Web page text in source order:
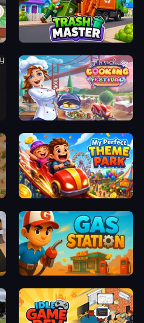
Trash Master
Cooking Festival
My Perfect Theme Park
Gas Station